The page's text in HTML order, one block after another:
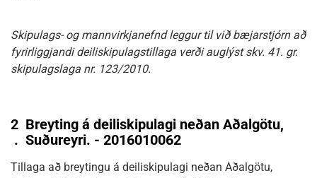
Skipulags- og mannvirkjanefnd leggur til við bæjarstjórn að
fyrirliggjandi deiliskipulagstillaga verði auglýst skv. 41. gr.
skipulagslaga nr. 123/2010.
2
.
Breyting á deiliskipulagi neðan Aðalgötu,
Suðureyri. - 2016010062
Tillaga að breytingu á deiliskipulagi neðan Aðalgötu,